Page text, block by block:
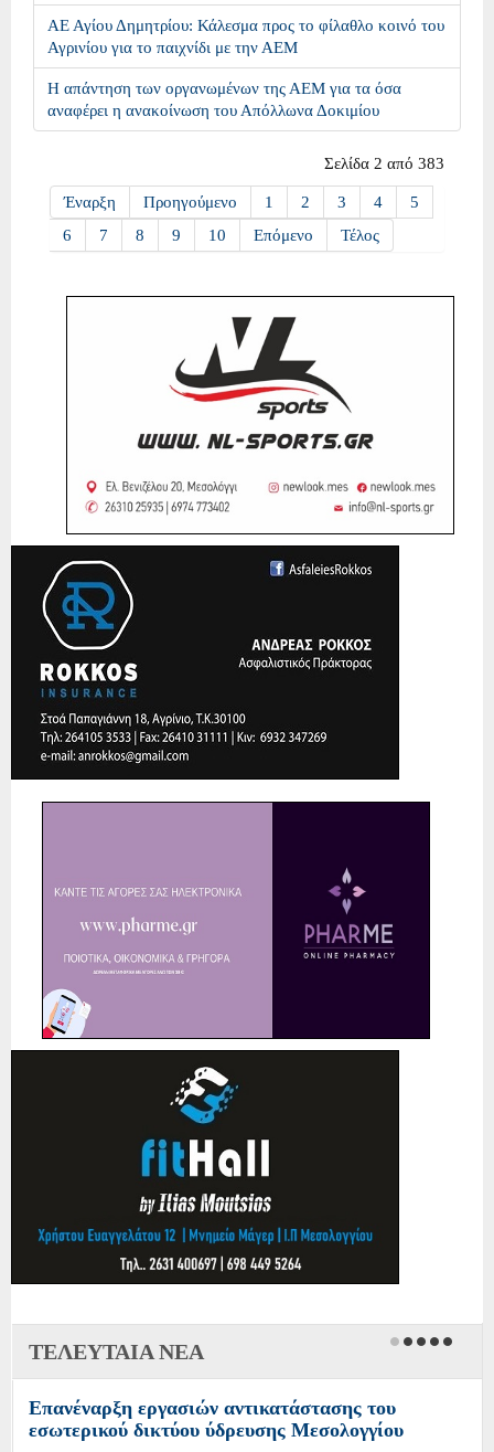
ΑΕ Αγίου Δημητρίου: Κάλεσμα προς το φίλαθλο κοινό του
Αγρινίου για το παιχνίδι με την ΑΕΜ
Η απάντηση των οργανωμένων της ΑΕΜ για τα όσα
αναφέρει η ανακοίνωση του Απόλλωνα Δοκιμίου
Σελίδα 2 από 383
Έναρξη Προηγούμενο 1 2 3 4
5
6
7 8 9 10 Επόμενο Τέλος
ΤΕΛΕΥΤΑΙΑ ΝΕΑ
Επανέναρξη εργασιών αντικατάστασης του
εσωτερικού δικτύου ύδρευσης Μεσολογγίου